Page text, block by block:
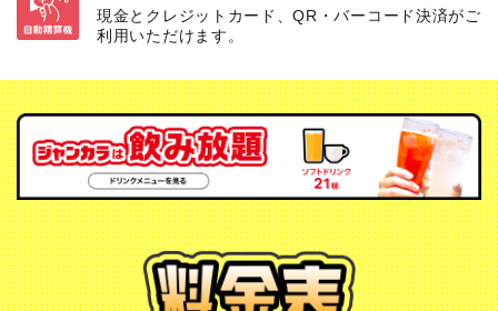
現金とクレジットカード、QR・バーコード決済がご
利用いただけます。